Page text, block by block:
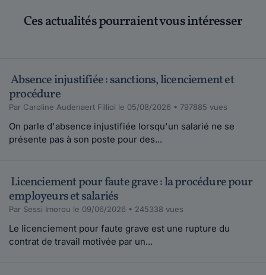
Ces actualités pourraient vous intéresser
Absence injustifiée : sanctions, licenciement et
procédure
Par Caroline Audenaert Filliol le 05/08/2026 • 797885 vues
On parle d'absence injustifiée lorsqu'un salarié ne se
présente pas à son poste pour des...
Licenciement pour faute grave : la procédure pour
employeurs et salariés
Par Sessi Imorou le 09/06/2026 • 245338 vues
Le licenciement pour faute grave est une rupture du
contrat de travail motivée par un...